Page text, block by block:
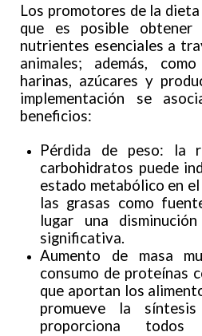
Los promotores de la
que es posible
nutrientes esenciales a
animales; además,
harinas, azúcares y
implementación se
beneficios:
Pérdida de peso: la
carbohidratos puede
estado metabólico en
las grasas como
lugar una
significativa.
Aumento de masa
consumo de proteínas
que aportan los
promueve la
proporciona todos